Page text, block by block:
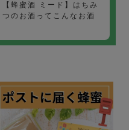
【蜂蜜酒 ミード】はちみ
つのお酒ってこんなお酒